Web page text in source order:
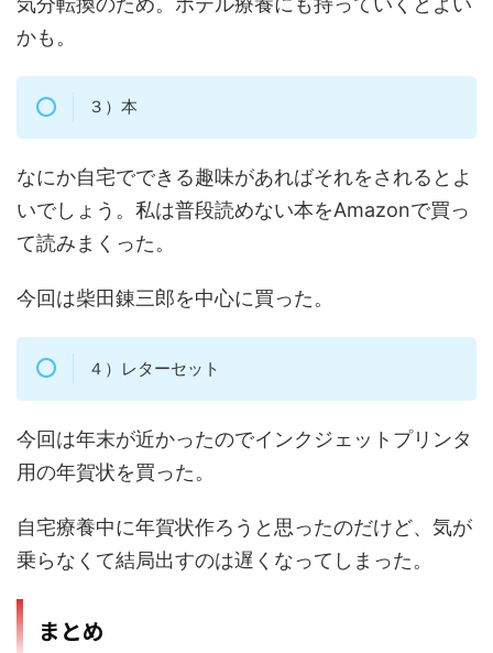
かも。
３）本
なにか自宅でできる趣味があればそれをされるとよ
いでしょう。私は普段読めない本をAmazonで買っ
て読みまくった。
今回は柴田錬三郎を中心に買った。
４）レターセット
今回は年末が近かったのでインクジェットプリンタ
用の年賀状を買った。
自宅療養中に年賀状作ろうと思ったのだけど、気が
乗らなくて結局出すのは遅くなってしまった。
まとめ